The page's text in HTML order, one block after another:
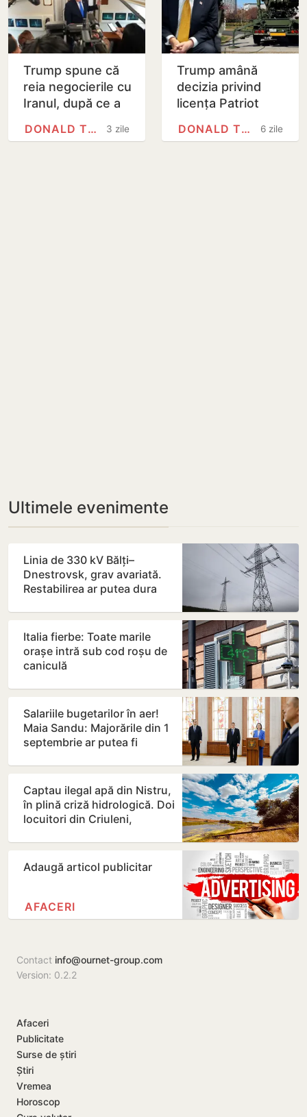
Trump spune că
reia negocierile cu
Iranul, după ce a
mare atac de
3 zile
DONALD TRUMP
Trump amână
decizia privind
licența Patriot
spune că „nu caut
6 zile
DONALD TRUMP
Ultimele evenimente
Linia de 330 kV Bălți–
Dnestrovsk, grav avariată.
Restabilirea ar putea dura
Italia fierbe: Toate marile
orașe intră sub cod roșu de
caniculă
Salariile bugetarilor în aer!
Maia Sandu: Majorările din 1
septembrie ar putea fi
Captau ilegal apă din Nistru,
în plină criză hidrologică. Doi
locuitori din Criuleni,
Adaugă articol publicitar
AFACERI
Contact info@ournet-group.com
Version: 0.2.2
Afaceri
Publicitate
Surse de știri
Știri
Vremea
Horoscop